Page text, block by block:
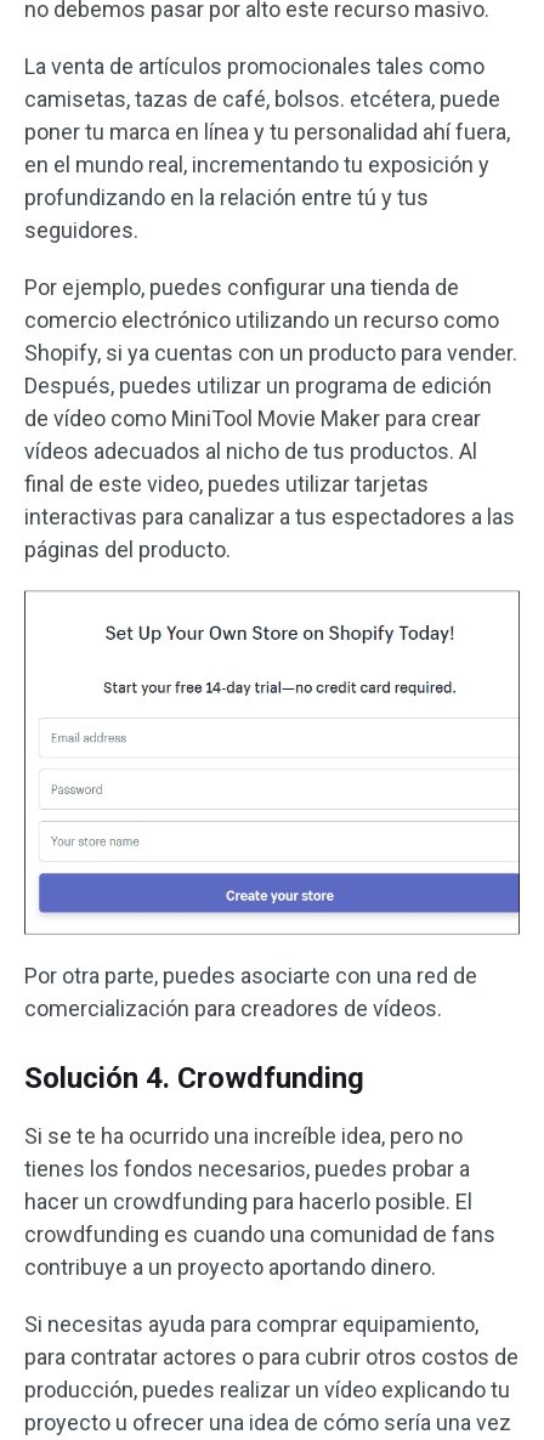
no debemos pasar por alto este recurso masivo.
La venta de artículos promocionales tales como
camisetas, tazas de café, bolsos. etcétera, puede
poner tu marca en línea y tu personalidad ahí fuera,
en el mundo real, incrementando tu exposición y
profundizando en la relación entre tú y tus
seguidores.
Por ejemplo, puedes configurar una tienda de
comercio electrónico utilizando un recurso como
Shopify, si ya cuentas con un producto para vender.
Después, puedes utilizar un programa de edición
de vídeo como MiniTool Movie Maker para crear
vídeos adecuados al nicho de tus productos. Al
final de este video, puedes utilizar tarjetas
interactivas para canalizar a tus espectadores a las
páginas del producto.
Por otra parte, puedes asociarte con una red de
comercialización para creadores de vídeos.
Solución 4. Crowdfunding
Si se te ha ocurrido una increíble idea, pero no
tienes los fondos necesarios, puedes probar a
hacer un crowdfunding para hacerlo posible. El
crowdfunding es cuando una comunidad de fans
contribuye a un proyecto aportando dinero.
Si necesitas ayuda para comprar equipamiento,
para contratar actores o para cubrir otros costos de
producción, puedes realizar un vídeo explicando tu
proyecto u ofrecer una idea de cómo sería una vez